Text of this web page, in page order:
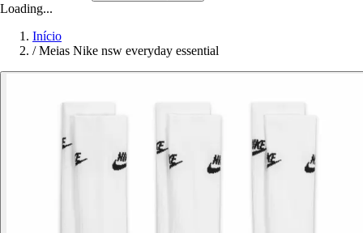
Loading...
Início
/ Meias Nike nsw everyday essential